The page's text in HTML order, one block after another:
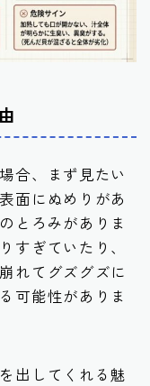
合、まず見たい
面にぬめりがあ
とろみがありま
すぎていたり、
れてグズグズに
可能性がありま
出してくれる魅